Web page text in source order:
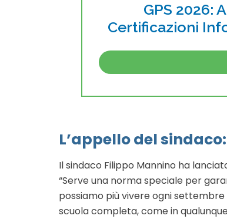
GPS 2026:
Certificazioni
L’appello del
Il sindaco Filippo Mannino ha
“Serve una norma speciale per
possiamo più vivere ogni
scuola completa, come in